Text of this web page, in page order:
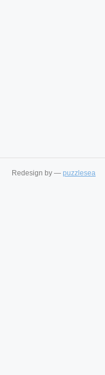
Redesign by — puzzlesea